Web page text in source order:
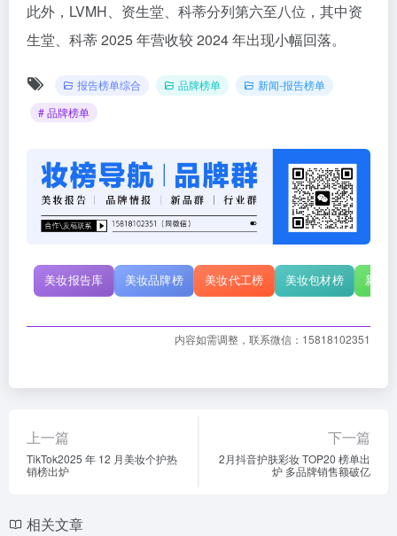
此外，LVMH、资生堂、科蒂分列第六至八位，其中资
生堂、科蒂 2025 年营收较 2024 年出现小幅回落。
报告榜单综合 品牌榜单
新闻-报告榜单
# 品牌榜单
美妆报告库 美妆品牌榜 美妆代工榜 美妆包材榜 新原
内容如需调整，联系微信：15818102351
上一篇
TikTok2025 年 12 月美妆个护热
销榜出炉
下一篇
2月抖音护肤彩妆 TOP20 榜单出
炉 多品牌销售额破亿
相关文章